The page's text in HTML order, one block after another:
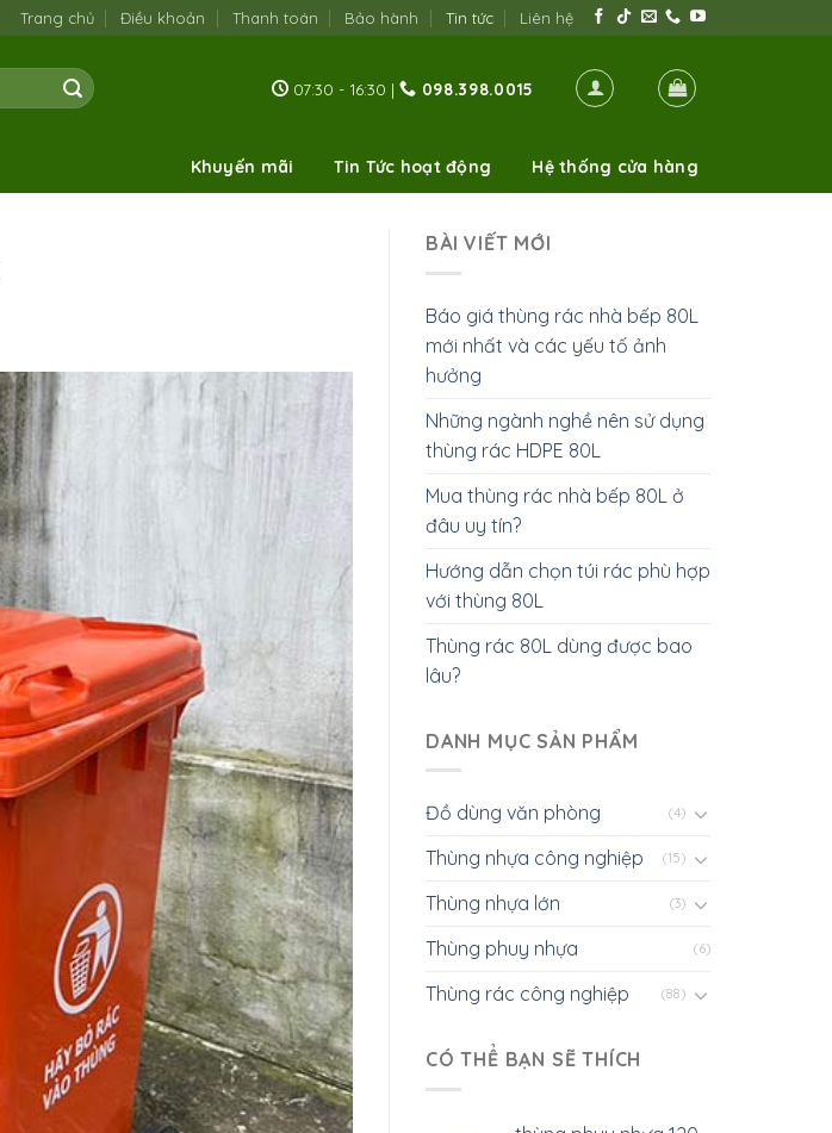
Trang chủ Điều khoản Thanh toán Bảo hành Tin tức Liên hệ
07:30 - 16:30 | 098.398.0015
Khuyến mãi Tin Tức hoạt động Hệ thống cửa hàng
BÀI VIẾT MỚI
Báo giá thùng rác nhà bếp 80L
mới nhất và các yếu tố ảnh
hưởng
Những ngành nghề nên sử dụng
thùng rác HDPE 80L
Mua thùng rác nhà bếp 80L ở
đâu uy tín?
Hướng dẫn chọn túi rác phù hợp
với thùng 80L
Thùng rác 80L dùng được bao
lâu?
DANH MỤC SẢN PHẨM
Đồ dùng văn phòng (4)
Thùng nhựa công nghiệp (15)
Thùng nhựa lớn (3)
Thùng phuy nhựa (6)
Thùng rác công nghiệp (88)
CÓ THỂ BẠN SẼ THÍCH